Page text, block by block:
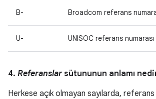
B- Broadcom referans
U- UNISOC referans numarası
4. Referanslar sütununun anlamı
Herkese açık olmayan sayılarda,